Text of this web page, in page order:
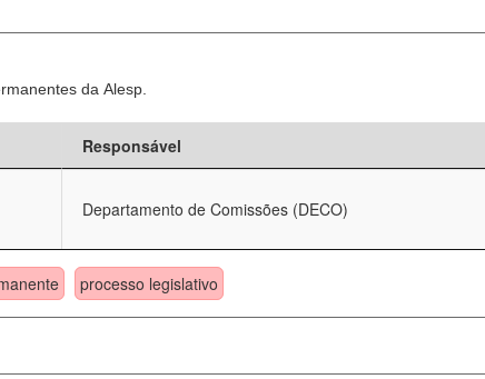
da Alesp.
Responsável
Departamento de Comissões (DECO)
processo legislativo